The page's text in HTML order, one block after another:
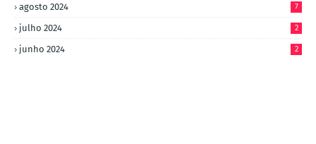
agosto 2024 7
julho 2024 2
junho 2024 2